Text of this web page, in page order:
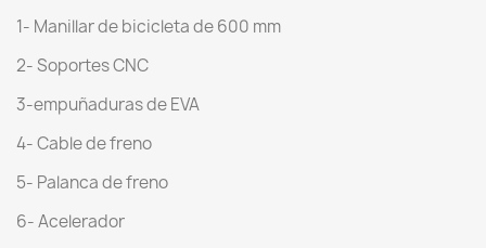
1- Manillar de bicicleta de 600 mm
2- Soportes CNC
3-empuñaduras de EVA
4- Cable de freno
5- Palanca de freno
6- Acelerador